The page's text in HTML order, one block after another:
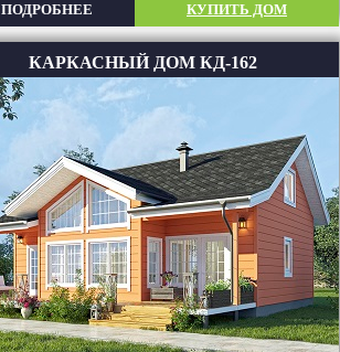
ПОДРОБНЕЕ КУПИТЬ ДОМ
КАРКАСНЫЙ ДОМ КД-162